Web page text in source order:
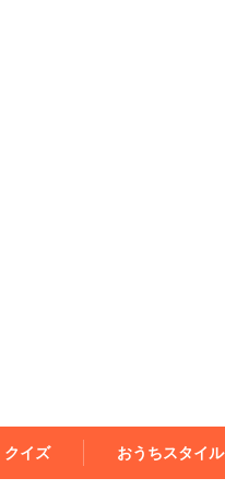
クイズ おうちスタイル